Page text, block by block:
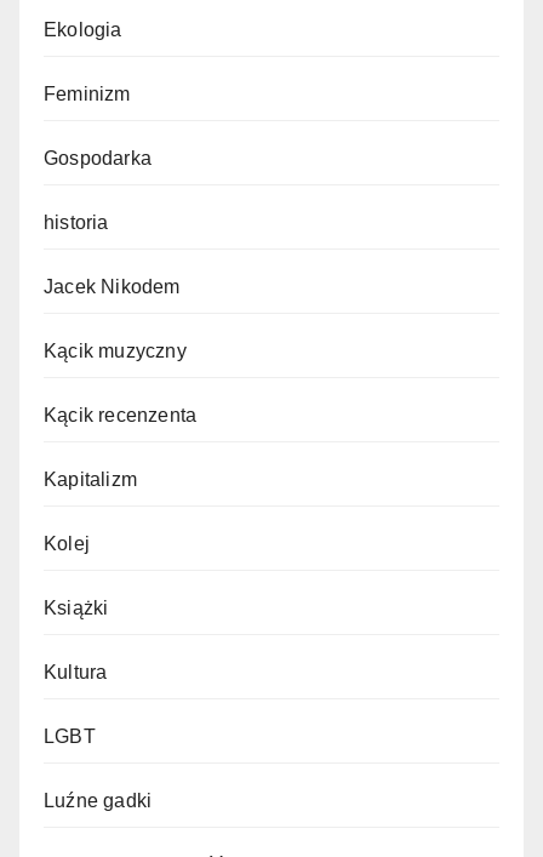
Ekologia
Feminizm
Gospodarka
historia
Jacek Nikodem
Kącik muzyczny
Kącik recenzenta
Kapitalizm
Kolej
Książki
Kultura
LGBT
Luźne gadki